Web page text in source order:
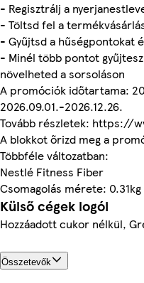
- Regisztrálj a
- Töltsd fel a
- Gyűjtsd a hűségpontokat
- Minél több pontot
növelheted a sorsoláson
A promóciók időtartama:
2026.09.01.-2026.12.26.
Tovább részletek: https://
A blokkot őrizd meg a
Többféle változatban:
Nestlé Fitness Fiber
Csomagolás mérete: 0.31kg
Külső cégek logói
Hozzáadott cukor nélkül,
Összetevők